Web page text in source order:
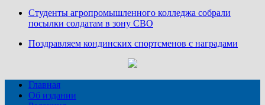
Студенты агропромышленного колледжа собрали
посылки солдатам в зону СВО
Поздравляем кондинских спортсменов с наградами
Главная
Об издании